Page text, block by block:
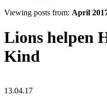
Viewing posts from: April
Lions helpen
Kind
13.04.17